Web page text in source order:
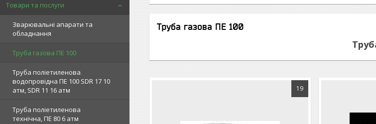
Товари та послуги
Зварювальні апарати та
обладнання
Труба газова ПЕ 100
Труба поліетиленова
водопровідна ПЕ 100 SDR 17 10
атм, SDR 11 16 атм
Труба поліетиленова
технічна, ПЕ 80 6 атм
Труба газова ПЕ 100
19